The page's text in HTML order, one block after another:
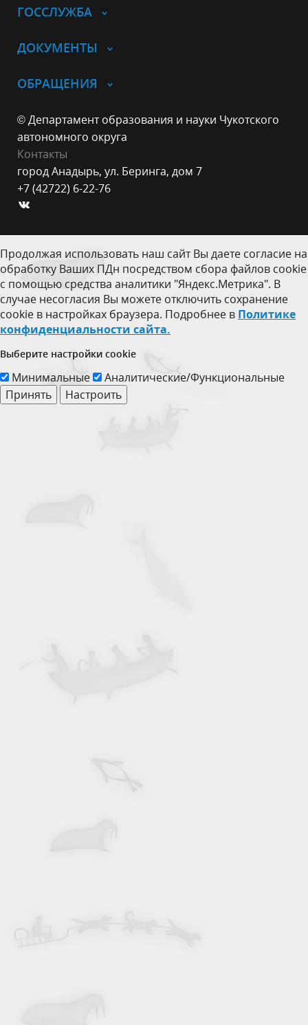
ГОССЛУЖБА
ДОКУМЕНТЫ
ОБРАЩЕНИЯ
© Департамент образования и науки Чукотского
автономного округа
Контакты
город Анадырь, ул. Беринга, дом 7
+7 (42722) 6-22-76
Продолжая использовать наш сайт Вы даете согласие на
обработку Ваших ПДн посредством сбора файлов cookie
с помощью средства аналитики "Яндекс.Метрика". В
случае несогласия Вы можете отключить сохранение
cookie в настройках браузера. Подробнее в Политике
конфиденциальности сайта.
Выберите настройки cookie
Минимальные
Аналитические/Функциональные
Принять
Настроить